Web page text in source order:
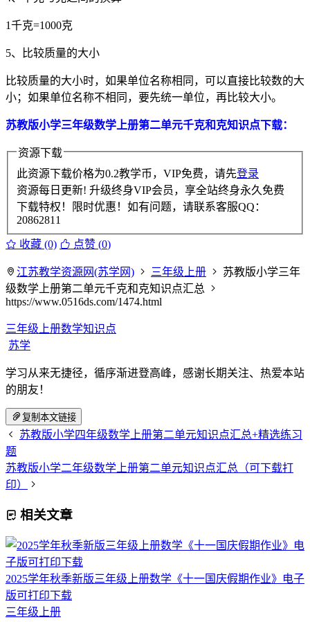
1千克=1000克
5、比较质量的大小
比较质量的大小时，如果单位名称相同，可以直接比较数的大
小；如果单位名称不相同，要先统一单位，再比较大小。
苏教版小学三年级数学上册第二单元千克和克知识点下载：
资源下载
此资源下载价格为0.2教学币，VIP免费，请先登录
资源每日更新! 升级终身VIP会员，享全站终身永久免费
下载特权！限时优惠！如有问题，请联系客服QQ：
20862811
收藏 (0) 点赞 (0)
江苏教学资源网(苏学网) 三年级上册
苏教版小学三年
级数学上册第二单元千克和克知识点汇总
https://www.0516ds.com/1474.html
三年级上册数学知识点
苏学
学习从来无捷径，循序渐进登高峰，感谢长期关注、热爱本站
的朋友！
复制本文链接
苏教版小学四年级数学上册第二单元知识点汇总+精选练习
题
苏教版小学二年级数学上册第二单元知识点汇总（可下载打
印）
相关文章
2025学年秋季新版三年级上册数学《十一国庆假期作业》电子
版可打印下载
三年级上册